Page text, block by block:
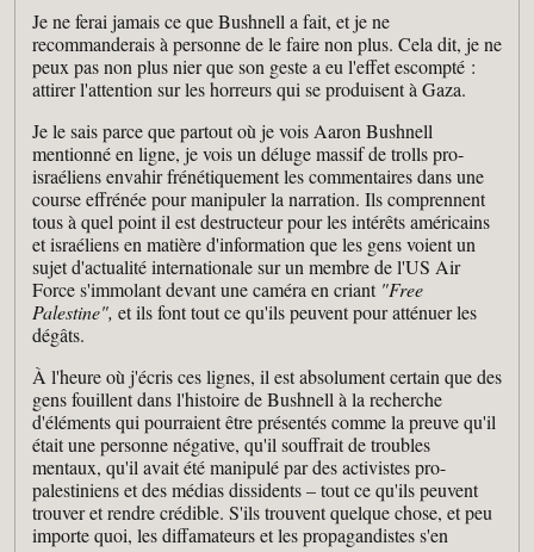
Je ne ferai jamais ce que Bushnell a fait, et je ne
recommanderais à personne de le faire non plus. Cela dit, je ne
peux pas non plus nier que son geste a eu l'effet escompté :
attirer l'attention sur les horreurs qui se produisent à Gaza.
Je le sais parce que partout où je vois Aaron Bushnell
mentionné en ligne, je vois un déluge massif de trolls pro-
israéliens envahir frénétiquement les commentaires dans une
course effrénée pour manipuler la narration. Ils comprennent
tous à quel point il est destructeur pour les intérêts américains
et israéliens en matière d'information que les gens voient un
sujet d'actualité internationale sur un membre de l'US Air
Force s'immolant devant une caméra en criant "Free
Palestine", et ils font tout ce qu'ils peuvent pour atténuer les
dégâts.
À l'heure où j'écris ces lignes, il est absolument certain que des
gens fouillent dans l'histoire de Bushnell à la recherche
d'éléments qui pourraient être présentés comme la preuve qu'il
était une personne négative, qu'il souffrait de troubles
mentaux, qu'il avait été manipulé par des activistes pro-
palestiniens et des médias dissidents – tout ce qu'ils peuvent
trouver et rendre crédible. S'ils trouvent quelque chose, et peu
importe quoi, les diffamateurs et les propagandistes s'en